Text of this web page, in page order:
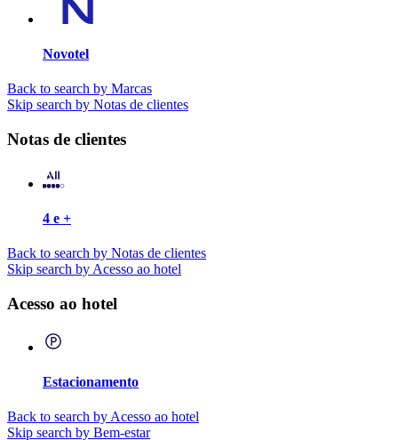
Novotel
Back to search by Marcas
Skip search by Notas de clientes
Notas de clientes
4 e +
Back to search by Notas de clientes
Skip search by Acesso ao hotel
Acesso ao hotel
Estacionamento
Back to search by Acesso ao hotel
Skip search by Bem-estar